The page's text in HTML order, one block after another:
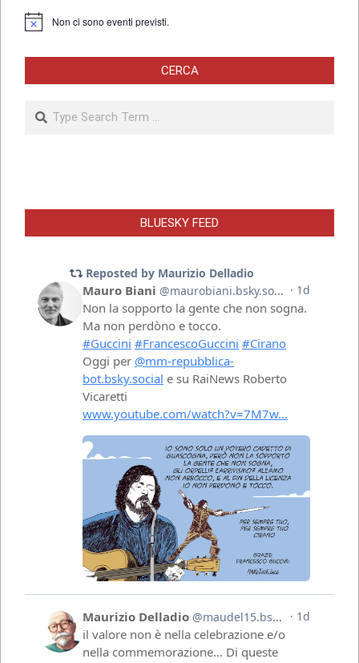
Notice Non ci sono eventi previsti.
CERCA
Search
BLUESKY FEED